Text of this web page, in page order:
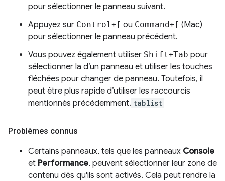
pour sélectionner le panneau suivant.
Appuyez sur Control+ [ ou Command+ [ (Mac)
pour sélectionner le panneau précédent.
Vous pouvez également utiliser Shift+Tab pour
sélectionner la d’un panneau et utiliser les touches
fléchées pour changer de panneau. Toutefois, il
peut être plus rapide d’utiliser les raccourcis
mentionnés précédemment. tablist
Problèmes connus
Certains panneaux, tels que les panneaux Console
et Performance, peuvent sélectionner leur zone de
contenu dès qu'ils sont activés. Cela peut rendre la